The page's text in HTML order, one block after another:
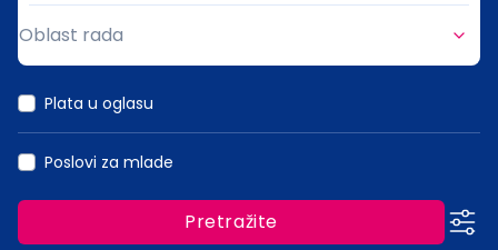
Oblast rada
Plata u oglasu
Poslovi za mlade
Pretražite